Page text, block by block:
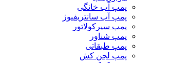
پمپ آب خانگی
پمپ آب سانتریفیوژ
پمپ سیرکولاتور
پمپ شناور
پمپ طبقاتی
پمپ لجن کش